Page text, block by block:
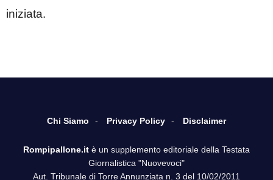
iniziata.
Chi Siamo Privacy Policy Disclaimer
Rompipallone.it è un supplemento editoriale della Testata
Giornalistica "Nuovevoci"
Aut. Tribunale di Torre Annunziata n. 3 del 10/02/2011